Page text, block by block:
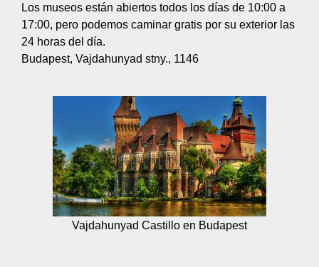
Los museos están abiertos todos los días de 10:00 a
17:00, pero podemos caminar gratis por su exterior las
24 horas del día.
Budapest, Vajdahunyad stny., 1146
Vajdahunyad Castillo en Budapest